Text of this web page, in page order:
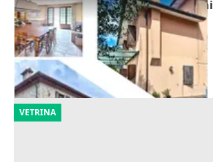
Asta Abitazioni con piscine e terreni
Camaiore (Lucca)
Offerta minima
879.814 €
09/10/2026
VETRINA